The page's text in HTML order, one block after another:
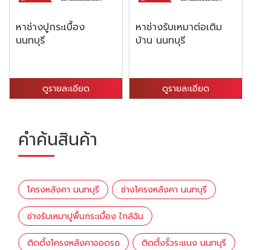
หาช่างปูกระเบื้อง
นนทบุรี
ดูรายละเอียด
หาช่างรับเหมาต่อเติม
บ้าน นนทบุรี
ดูรายละเอียด
คำค้นสินค้า
โครงหลังคา นนทบุรี ช่างโครงหลังคา นนทบุรี
ช่างรับเหมาปูพื้นกระเบื้อง ใกล้ฉัน
ติดตั้งโครงหลังคาจอดรถ ติดตั้งรั้วระแนง นนทบุรี